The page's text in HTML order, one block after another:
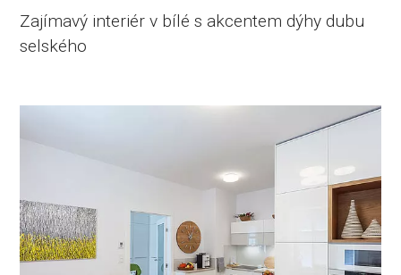
Zajímavý interiér v bílé s akcentem dýhy dubu
selského